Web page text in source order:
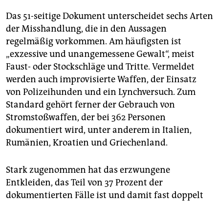
Das 51-seitige Dokument unterscheidet sechs Arten
der Misshandlung, die in den Aussagen
regelmäßig vorkommen. Am häufigsten ist
„exzessive und unangemessene Gewalt“, meist
Faust- oder Stockschläge und Tritte. Vermeldet
werden auch improvisierte Waffen, der Einsatz
von Polizeihunden und ein Lynchversuch. Zum
Standard gehört ferner der Gebrauch von
Stromstoßwaffen, der bei 362 Personen
dokumentiert wird, unter anderem in Italien,
Rumänien, Kroatien und Griechenland.
Stark zugenommen hat das erzwungene
Entkleiden, das Teil von 37 Prozent der
dokumentierten Fälle ist und damit fast doppelt